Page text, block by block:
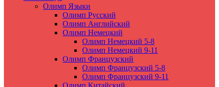
Олимп Языки
Олимп Русский
Олимп Английский
Олимп Немецкий
Олимп Немецкий 5-8
Олимп Немецкий 9-11
Олимп Французский
Олимп Французский 5-8
Олимп Французский 9-11
Олимп Китайский